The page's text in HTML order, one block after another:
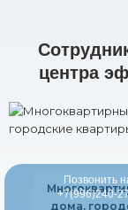
Позвонить
+7(996)240-
центра
дома,